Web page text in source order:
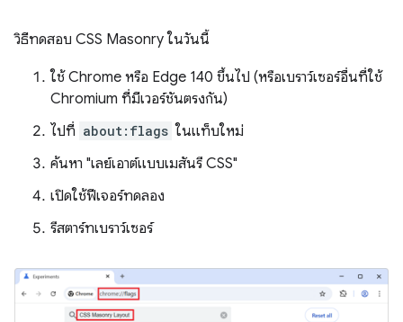
วิธีทดสอบ CSS Masonry ในวันนี้
ใช้ Chrome หรือ Edge 140 ขึ้นไป (หรือเบราว์เซอร์อื่นที่ใช้
Chromium ที่มีเวอร์ชันตรงกัน)
ไปที่ about:flags ในแท็บใหม่
ค้นหา "เลย์เอาต์แบบเมสันรี CSS"
เปิดใช้ฟีเจอร์ทดลอง
รีสตาร์ทเบราว์เซอร์